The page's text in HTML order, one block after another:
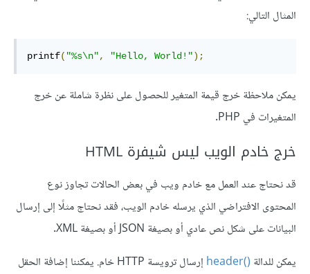
المثال التالي:
printf( "%s\n", "Hello, World!");
يمكن ملاحظة خرج قيمة المتغير للحصول على نظرة شاملة عن خرج
المتغيرات في PHP.
خرج خادم الويب ليس شيفرة HTML
قد نحتاج عند العمل مع خادم ويب في بعض الحالات تجاوز نوع
المحتوى الافتراضي الذي يرسله خادم الويب، فقد نحتاج مثلًا إلى إرسال
البيانات على شكل نص عادي أو بصيغة JSON أو بصيغة XML.
يمكن للدالة ‏()header‏ إرسال ترويسة HTTP خام. يمكننا إضافة الحقل